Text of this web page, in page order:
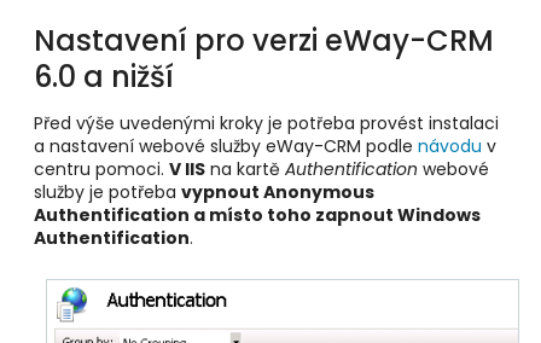
Nastavení pro verzi eWay-CRM
6.0 a nižší
Před výše uvedenými kroky je potřeba provést instalaci
a nastavení webové služby eWay-CRM podle návodu v
centru pomoci. V IIS na kartě Authentification webové
služby je potřeba vypnout Anonymous
Authentification a místo toho zapnout Windows
Authentification.